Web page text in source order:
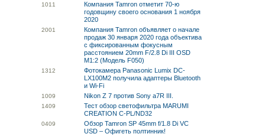
1011
Компания Tamron отметит 70-ю
годовщину своего основания 1 ноября
2020
2001
Компания Tamron объявляет о начале
продаж 30 января 2020 года объектива
с фиксированным фокусным
расстоянием 20mm F/2.8 Di III OSD
M1:2 (Модель F050)
1312
Фотокамера Panasonic Lumix DC-
LX100M2 получила адаптеры Bluetooth
и Wi-Fi
1009 Nikon Z 7 против Sony a7R III.
1409
Тест обзор светофильтра MARUMI
CREATION C-PL/ND32
0409
Обзор Tamron SP 45mm f/1.8 Di VC
USD – Офигеть полтинник!